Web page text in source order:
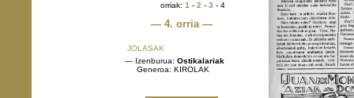
orriak: 1 - 2 - 3 - 4
— 4. orria —
JOLASAK
— Izenburua: Ostikalariak
Generoa: KIROLAK